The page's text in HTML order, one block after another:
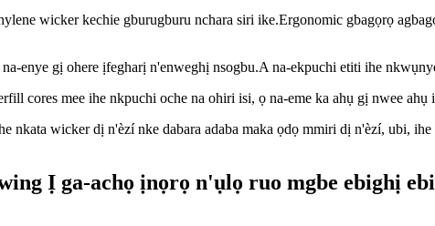
wicker kechie gburugburu nchara siri ike.Ergonomic gbagọrọ
enye gị ohere ịfegharị n'enweghị nsogbu.A na-ekpuchi etiti ihe
cores mee ihe nkpuchi oche na ohiri isi, ọ na-eme ka ahụ gị nwee ahụ
nkata wicker dị n'èzí nke dabara adaba maka ọdọ mmiri dị n'èzí, ubi,
Ị ga-achọ ịnọrọ n'ụlọ ruo mgbe ebighị ebi